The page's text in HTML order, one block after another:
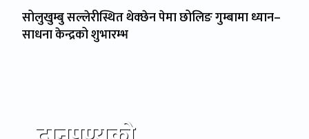
सोलुखुम्बु सल्लेरीस्थित थेक्छेन पेमा छोलिङ गुम्बामा ध्यान–
साधना केन्द्रको शुभारम्भ